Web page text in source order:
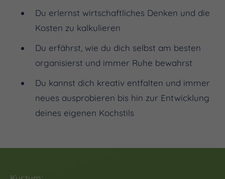
Du erlernst wirtschaftliches Denken und die
Kosten zu kalkulieren
Du erfährst, wie du dich selbst am besten
organisierst und immer Ruhe bewahrst
Du kannst dich kreativ entfalten und immer
neues ausprobieren bis hin zur Entwicklung
deines eigenen Kochstils